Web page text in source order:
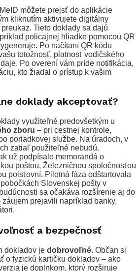
môžete prejsť do aplikácie
kliknutím aktivujete digitálny
Tieto doklady sa dajú
policajnej hliadke pomocou QR
Po načítaní QR kódu
totožnosť, platnosť vodičského
Po overení vám príde notifikácia,
kto žiadal o prístup k vašim
doklady akceptovať?
využiteľné predovšetkým u
zboru – pri cestnej kontrole,
poriadkovej službe. Na úradoch, v
zatiaľ použiteľné nebudú.
už podpísalo memorandá o
poštou, Železničnou spoločnosťou
poisťovní. Pilotná fáza odštartovala
pobočkách Slovenskej pošty v
sa očakáva rozšírenie aj do
prejavili napríklad banky,
a bezpečnosť
dokladov je dobrovoľné. Občan si
o fyzickú kartičku dokladov – ako
je doplnkom, ktorý rozširuje